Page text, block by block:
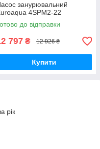
занурювальний
4SPM2-22
до відправки
797 ₴ 12 926 ₴
Купити
рік